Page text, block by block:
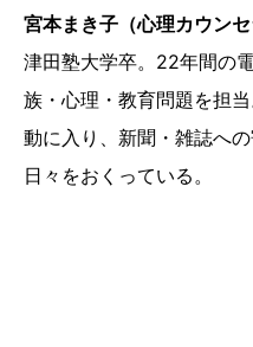
宮本まき子（心理カウンセ
津田塾大学卒。22年間の
族・心理・教育問題を担
動に入り、新聞・雑誌へ
日々をおくっている。